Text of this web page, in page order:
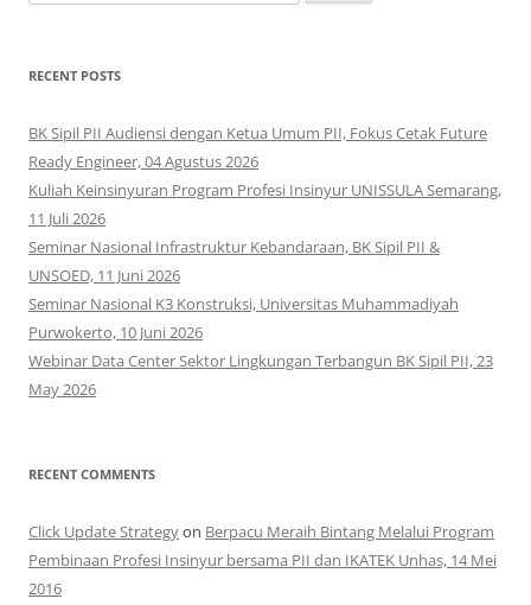
for:
RECENT POSTS
BK Sipil PII Audiensi dengan Ketua Umum PII, Fokus Cetak Future
Ready Engineer, 04 Agustus 2026
Kuliah Keinsinyuran Program Profesi Insinyur UNISSULA Semarang,
11 Juli 2026
Seminar Nasional Infrastruktur Kebandaraan, BK Sipil PII &
UNSOED, 11 Juni 2026
Seminar Nasional K3 Konstruksi, Universitas Muhammadiyah
Purwokerto, 10 Juni 2026
Webinar Data Center Sektor Lingkungan Terbangun BK Sipil PII, 23
May 2026
RECENT COMMENTS
Click Update Strategyon Berpacu Meraih Bintang Melalui Program
Pembinaan Profesi Insinyur bersama PII dan IKATEK Unhas, 14 Mei
2016